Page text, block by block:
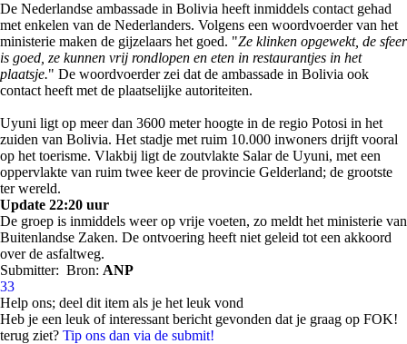
De Nederlandse ambassade in Bolivia heeft inmiddels contact gehad
met enkelen van de Nederlanders. Volgens een woordvoerder van het
ministerie maken de gijzelaars het goed. "Ze klinken opgewekt, de sfeer
is goed, ze kunnen vrij rondlopen en eten in restaurantjes in het
plaatsje." De woordvoerder zei dat de ambassade in Bolivia ook
contact heeft met de plaatselijke autoriteiten.
Uyuni ligt op meer dan 3600 meter hoogte in de regio Potosi in het
zuiden van Bolivia. Het stadje met ruim 10.000 inwoners drijft vooral
op het toerisme. Vlakbij ligt de zoutvlakte Salar de Uyuni, met een
oppervlakte van ruim twee keer de provincie Gelderland; de grootste
ter wereld.
Update 22:20 uur
De groep is inmiddels weer op vrije voeten, zo meldt het ministerie van
Buitenlandse Zaken. De ontvoering heeft niet geleid tot een akkoord
over de asfaltweg.
Submitter: Bron: ANP
33
Help ons; deel dit item als je het leuk vond
Heb je een leuk of interessant bericht gevonden dat je graag op FOK!
terug ziet? Tip ons dan via de submit!